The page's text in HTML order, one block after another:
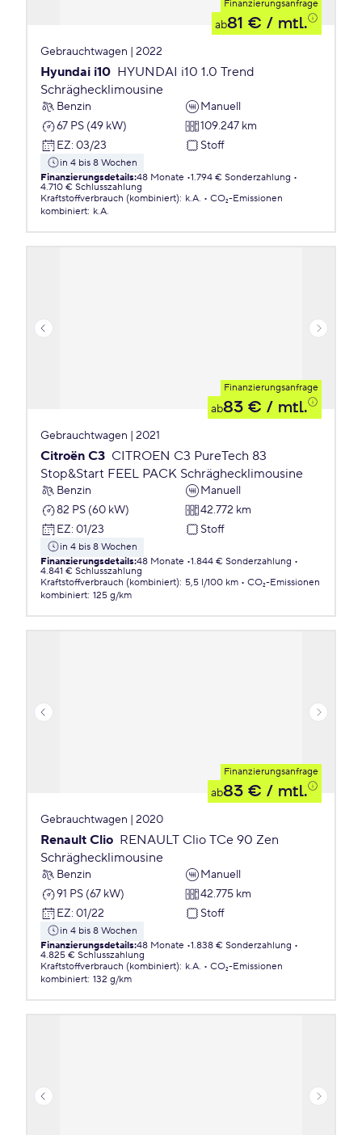
Finanzierungsanfrage
ab81 € / mtl.
Gebrauchtwagen | 2022
Hyundai i10 HYUNDAI i10 1.0 Trend
Schräghecklimousine
Benzin
Manuell
67 PS (49 kW)
109.247 km
EZ: 03/23 Stoff
in 4 bis 8 Wochen
Finanzierungsdetails:48 Monate 1.794 € Sonderzahlung
4.710 € Schlusszahlung
Kraftstoffverbrauch (kombiniert): k.A.
CO₂-Emissionen
kombiniert: k.A.
Finanzierungsanfrage
ab83 € / mtl.
Gebrauchtwagen | 2021
Citroën C3 CITROEN C3 PureTech 83
Stop&Start FEEL PACK Schräghecklimousine
Benzin
Manuell
82 PS (60 kW)
42.772 km
EZ: 01/23 Stoff
in 4 bis 8 Wochen
Finanzierungsdetails:48 Monate 1.844 € Sonderzahlung
4.841 € Schlusszahlung
Kraftstoffverbrauch (kombiniert): 5,5 l/100 km
CO₂-Emissionen
kombiniert: 125 g/km
Finanzierungsanfrage
ab83 € / mtl.
Gebrauchtwagen | 2020
Renault Clio RENAULT Clio TCe 90 Zen
Schräghecklimousine
Benzin
Manuell
91 PS (67 kW)
42.775 km
EZ: 01/22 Stoff
in 4 bis 8 Wochen
Finanzierungsdetails:48 Monate 1.838 € Sonderzahlung
4.825 € Schlusszahlung
Kraftstoffverbrauch (kombiniert): k.A.
CO₂-Emissionen
kombiniert: 132 g/km